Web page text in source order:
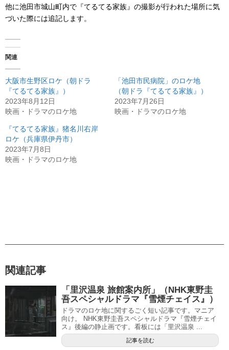
他に池田市城山町内で『てるてる家族』の撮影が行われた場所に気
づいた際には追記します。
関連
大阪市生野区ロケ（朝ドラ
『てるてる家族』）
2023年8月12日
映画・ドラマのロケ地
「池田市民病院」のロケ地
（朝ドラ『てるてる家族』）
2023年7月26日
映画・ドラマのロケ地
『てるてる家族』猪名川右岸
ロケ（兵庫県伊丹市）
2023年7月8日
映画・ドラマのロケ地
関連記事
「里沢温泉 旅館案内所」（NHK東野圭
吾スペシャルドラマ『雪煙チェイス』）
ドラマのロケ地に関するごく短い記事です。マニア
向け。 NHK東野圭吾スペシャルドラマ『雪煙チェイ
ス』後編の静止画です。看板には「里沢温泉 ...
記事を読む